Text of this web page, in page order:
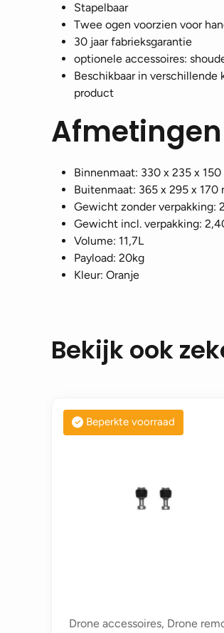
Stapelbaar
Twee ogen voorzien voor
30 jaar fabrieksgarantie
optionele accessoires:
Beschikbaar in
product
Afmetingen
Binnenmaat: 330 x 235 x 150
Buitenmaat: 365 x 295 x 170
Gewicht zonder verpakking:
Gewicht incl. verpakking:
Volume: 11,7L
Payload: 20kg
Kleur: Oranje
Bekijk ook
Beperkte voorraad
Drone accessoires, Drone